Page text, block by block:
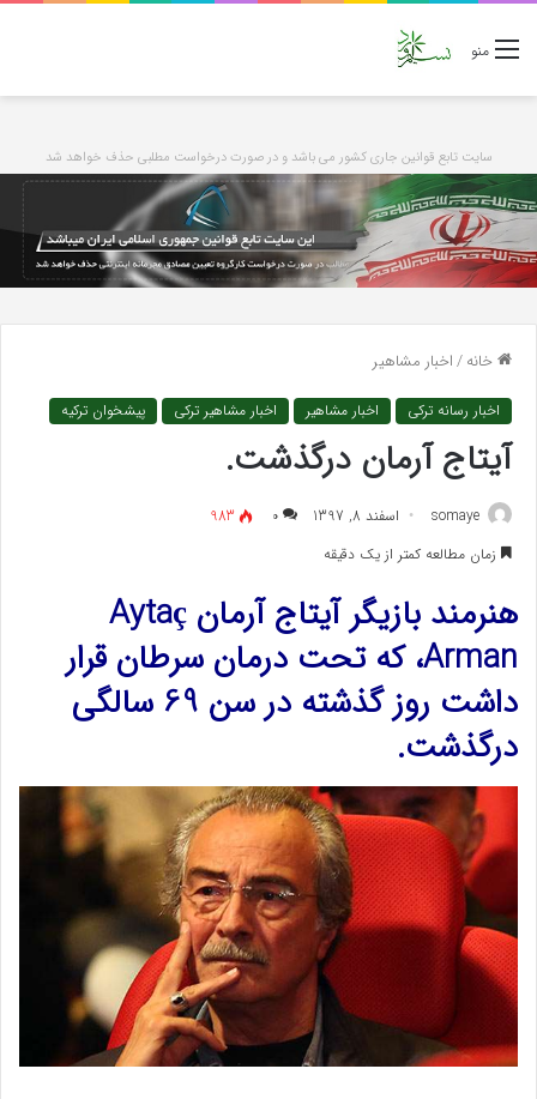
منو
سایت تابع قوانین جاری کشور می باشد و در صورت درخواست مطلبی حذف خواهد شد
خانه/اخبار مشاهیر
اخبار رسانه ترکی اخبار مشاهیر اخبار مشاهیر ترکی پیشخوان ترکیه
آیتاج آرمان درگذشت.
somaye اسفند 8, 1397 ۰
983
زمان مطالعه کمتر از یک دقیقه
هنرمند بازیگر آیتاج آرمان Aytaç
Arman، که تحت درمان سرطان قرار
داشت روز گذشته در سن 69 سالگی
درگذشت.